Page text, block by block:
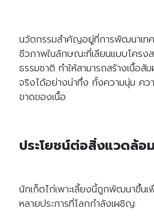
นวัตกรรมสำคัญอยู่ที่การพัฒนาเทค
ชีวภาพในลักษณะที่เลียนแบบโครง
ธรรมชาติ ทำให้สามารถสร้างเนื้อ
จริงได้อย่างน่าทึ่ง ทั้งความนุ่ม คว
ขาดของเนื้อ
ประโยชน์ต่อสิ่งแวดล้อ
นักเก็ตไก่เพาะเลี้ยงนี้ถูกพัฒนาขึ้น
หลายประการที่โลกกำลังเผชิญ: